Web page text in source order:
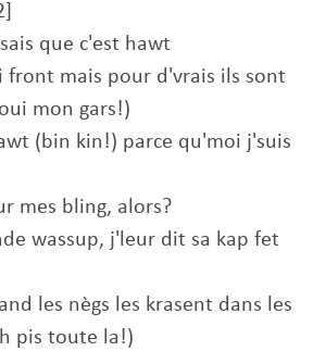
que c'est hawt
front mais pour d'vrais ils sont
mon gars!)
(bin kin!) parce qu'moi j'suis
mes bling, alors?
wassup, j'leur dit sa kap fet
les nègs les krasent dans les
pis toute la!)